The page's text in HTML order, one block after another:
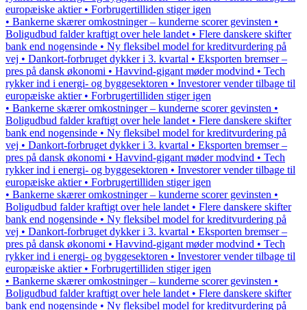
europæiske aktier • Forbrugertilliden stiger igen
• Bankerne skærer omkostninger – kunderne scorer gevinsten •
Boligudbud falder kraftigt over hele landet • Flere danskere skifter
bank end nogensinde • Ny fleksibel model for kreditvurdering på
vej • Dankort-forbruget dykker i 3. kvartal • Eksporten bremser –
pres på dansk økonomi • Havvind-gigant møder modvind • Tech
rykker ind i energi- og byggesektoren • Investorer vender tilbage til
europæiske aktier • Forbrugertilliden stiger igen
• Bankerne skærer omkostninger – kunderne scorer gevinsten •
Boligudbud falder kraftigt over hele landet • Flere danskere skifter
bank end nogensinde • Ny fleksibel model for kreditvurdering på
vej • Dankort-forbruget dykker i 3. kvartal • Eksporten bremser –
pres på dansk økonomi • Havvind-gigant møder modvind • Tech
rykker ind i energi- og byggesektoren • Investorer vender tilbage til
europæiske aktier • Forbrugertilliden stiger igen
• Bankerne skærer omkostninger – kunderne scorer gevinsten •
Boligudbud falder kraftigt over hele landet • Flere danskere skifter
bank end nogensinde • Ny fleksibel model for kreditvurdering på
vej • Dankort-forbruget dykker i 3. kvartal • Eksporten bremser –
pres på dansk økonomi • Havvind-gigant møder modvind • Tech
rykker ind i energi- og byggesektoren • Investorer vender tilbage til
europæiske aktier • Forbrugertilliden stiger igen
• Bankerne skærer omkostninger – kunderne scorer gevinsten •
Boligudbud falder kraftigt over hele landet • Flere danskere skifter
bank end nogensinde • Ny fleksibel model for kreditvurdering på